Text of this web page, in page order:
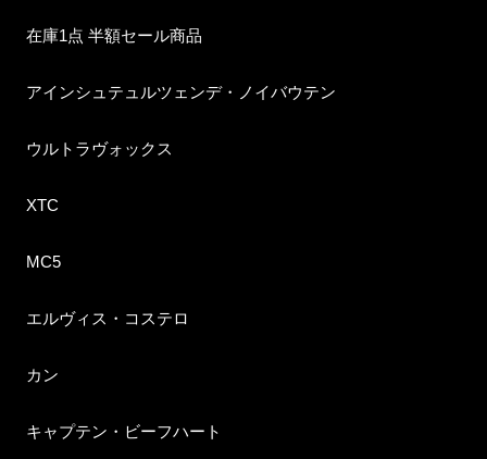
在庫1点 半額セール商品
アインシュテュルツェンデ・ノイバウテン
ウルトラヴォックス
XTC
MC5
エルヴィス・コステロ
カン
キャプテン・ビーフハート